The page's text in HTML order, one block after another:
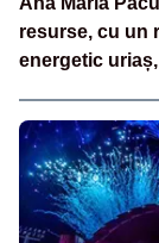
resurse, cu un
energetic